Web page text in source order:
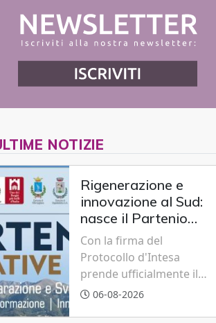
NOTIZIE
Rigenerazione e
innovazione al Sud:
nasce il Partenio
Creative Hub per il
rilancio del
territorio
Con la firma del
Protocollo d'Intesa
prende ufficialmente il
via il recupero dell'ex
06-08-2026